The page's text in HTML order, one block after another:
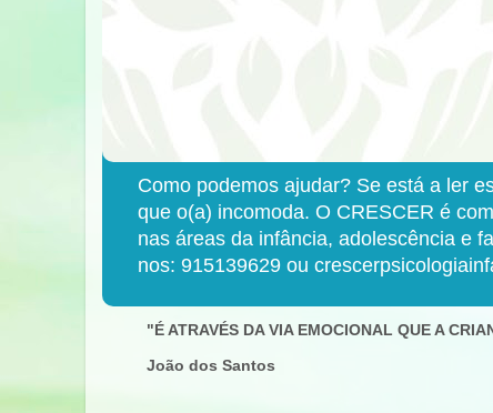
Como podemos ajudar? Se está a ler
que o(a) incomoda. O CRESCER é
nas áreas da infância, adolescência e
nos: 915139629 ou
"É ATRAVÉS DA VIA EMOCIONAL QUE A
João dos Santos